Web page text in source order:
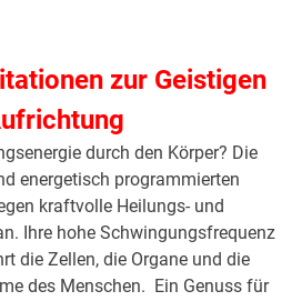
zur Geistigen
durch den Körper? Die
energetisch programmierten
kraftvolle Heilungs- und
Ihre hohe Schwingungsfrequenz
die Zellen, die Organe und die
des Menschen. Ein Genuss für